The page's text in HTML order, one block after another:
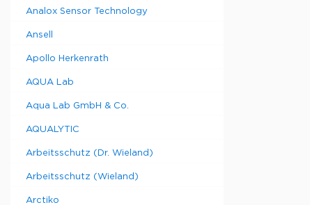
Analox Sensor Technology
Ansell
Apollo Herkenrath
AQUA Lab
Aqua Lab GmbH & Co.
AQUALYTIC
Arbeitsschutz (Dr. Wieland)
Arbeitsschutz (Wieland)
Arctiko